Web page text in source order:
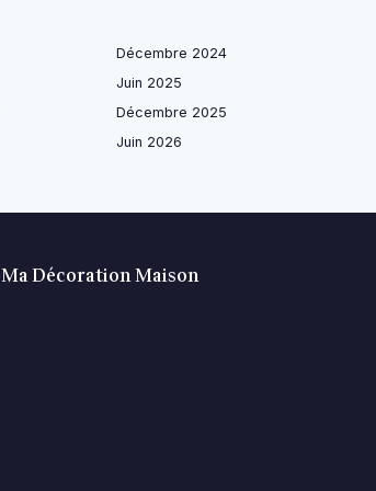
Décembre 2024
Juin 2025
Décembre 2025
Juin 2026
Ma Décoration Maison